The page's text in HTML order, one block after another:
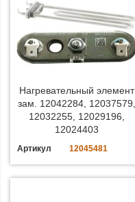
Нагревательный элемент
зам. 12042284, 12037579,
12032255, 12029196,
12024403
Артикул 12045481